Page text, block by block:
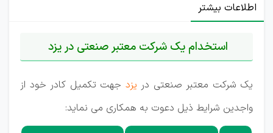
اطلاعات بیشتر
استخدام یک شرکت معتبر صنعتی در یزد
یک شرکت معتبر صنعتی در یزد جهت تکمیل کادر خود از
واجدین شرایط ذیل دعوت به همکاری می نماید: